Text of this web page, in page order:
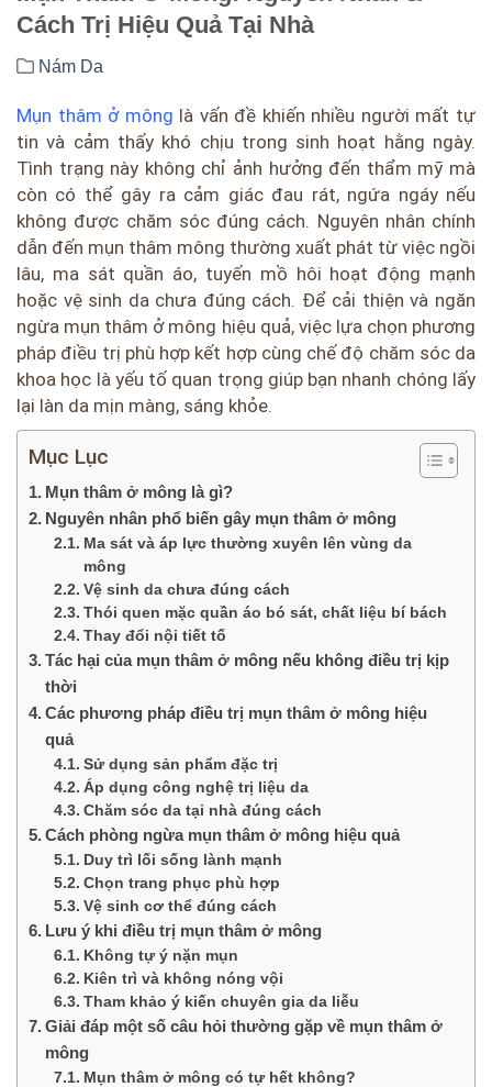
Cách Trị Hiệu Quả Tại Nhà
Nám Da
Mụn thâm ở mông là vấn đề khiến nhiều người mất tự
tin và cảm thấy khó chịu trong sinh hoạt hằng ngày.
Tình trạng này không chỉ ảnh hưởng đến thẩm mỹ mà
còn có thể gây ra cảm giác đau rát, ngứa ngáy nếu
không được chăm sóc đúng cách. Nguyên nhân chính
dẫn đến mụn thâm mông thường xuất phát từ việc ngồi
lâu, ma sát quần áo, tuyến mồ hôi hoạt động mạnh
hoặc vệ sinh da chưa đúng cách. Để cải thiện và ngăn
ngừa mụn thâm ở mông hiệu quả, việc lựa chọn phương
pháp điều trị phù hợp kết hợp cùng chế độ chăm sóc da
khoa học là yếu tố quan trọng giúp bạn nhanh chóng lấy
lại làn da mịn màng, sáng khỏe.
Mục Lục
Mụn thâm ở mông là gì?
Nguyên nhân phổ biến gây mụn thâm ở mông
Ma sát và áp lực thường xuyên lên vùng da
mông
Vệ sinh da chưa đúng cách
Thói quen mặc quần áo bó sát, chất liệu bí bách
Thay đổi nội tiết tố
Tác hại của mụn thâm ở mông nếu không điều trị kịp
thời
Các phương pháp điều trị mụn thâm ở mông hiệu
quả
Sử dụng sản phẩm đặc trị
Áp dụng công nghệ trị liệu da
Chăm sóc da tại nhà đúng cách
Cách phòng ngừa mụn thâm ở mông hiệu quả
Duy trì lối sống lành mạnh
Chọn trang phục phù hợp
Vệ sinh cơ thể đúng cách
Lưu ý khi điều trị mụn thâm ở mông
Không tự ý nặn mụn
Kiên trì và không nóng vội
Tham khảo ý kiến chuyên gia da liễu
Giải đáp một số câu hỏi thường gặp về mụn thâm ở
mông
Mụn thâm ở mông có tự hết không?